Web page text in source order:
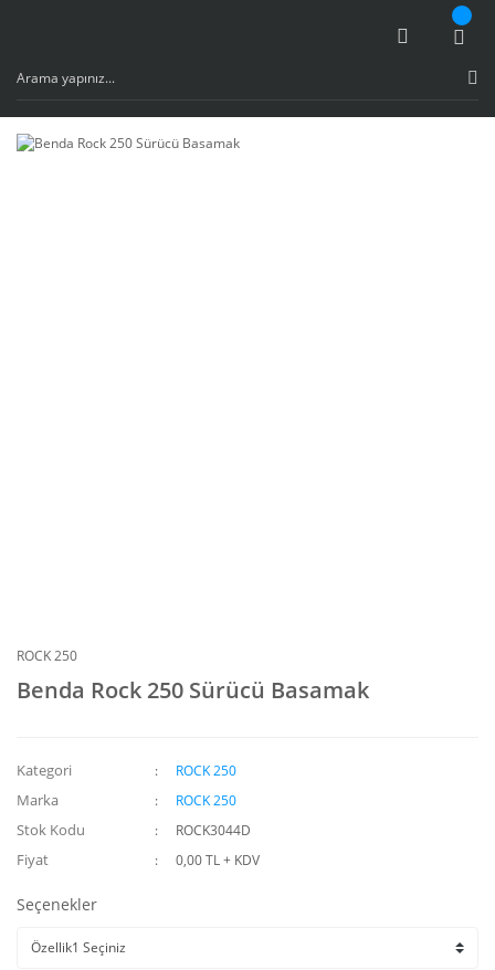
ROCK 250
Benda Rock 250 Sürücü Basamak
Kategori ROCK 250
Marka ROCK 250
Stok Kodu ROCK3044D
Fiyat 0,00 TL + KDV
Seçenekler